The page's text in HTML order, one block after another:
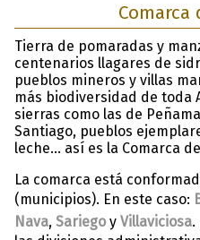
Comarca
Tierra de pomaradas y
centenarios llagares de
pueblos mineros y villas
más biodiversidad de toda
sierras como las de
Santiago, pueblos
leche… así es la Comarca
La comarca está
(municipios). En este caso:
Nava, Sariego y Villaviciosa.